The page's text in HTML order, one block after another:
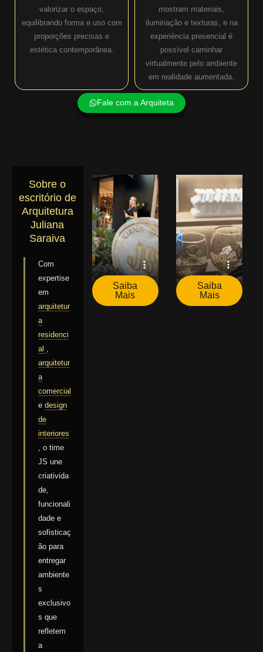
valorizar o espaço,
equilibrando forma e uso com
proporções precisas e
estética contemporânea.
mostram materiais,
iluminação e texturas, e na
experiência presencial é
possível caminhar
virtualmente pelo ambiente
em realidade aumentada.
Fale com a Arquiteta
Sobre o
escritório de
Arquitetura
Juliana
Saraiva
Com
expertise
em
arquitetur
a
residenci
al
arquitetur
a
comercial
e design
de
interiores
, o time
JS une
criativida
de,
funcionali
dade e
sofisticaç
ão para
entregar
ambiente
s
exclusivo
s que
refletem
a
Saiba
Mais
Saiba
Mais